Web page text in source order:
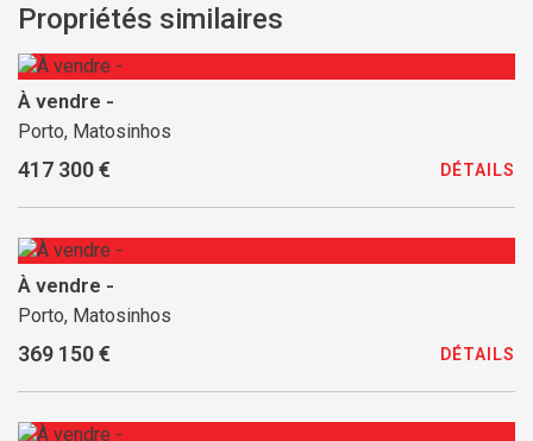
Propriétés similaires
À vendre -
Porto, Matosinhos
417 300 € DÉTAILS
À vendre -
Porto, Matosinhos
369 150 € DÉTAILS